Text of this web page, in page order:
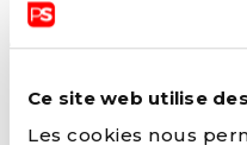
Ce site web utilise
Les cookies nous
entre les cursus ;
Tenir compte des
établissements dans
financement